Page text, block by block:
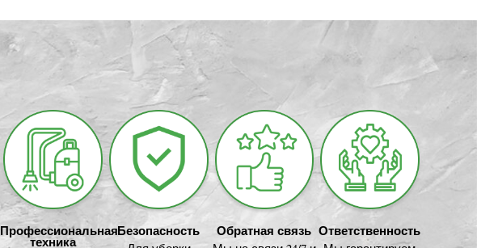
Профессиональная
техника
Безопасность Обратная связь Ответственность